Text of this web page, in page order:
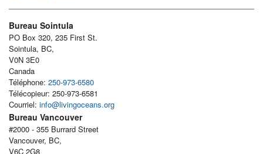
Bureau Sointula
PO Box 320, 235 First St.
Sointula, BC,
V0N 3E0
Canada
Téléphone: 250-973-6580
Télécopieur: 250-973-6581
Courriel: info@livingoceans.org
Bureau Vancouver
#2000 - 355 Burrard Street
Vancouver, BC,
V6C 2G8